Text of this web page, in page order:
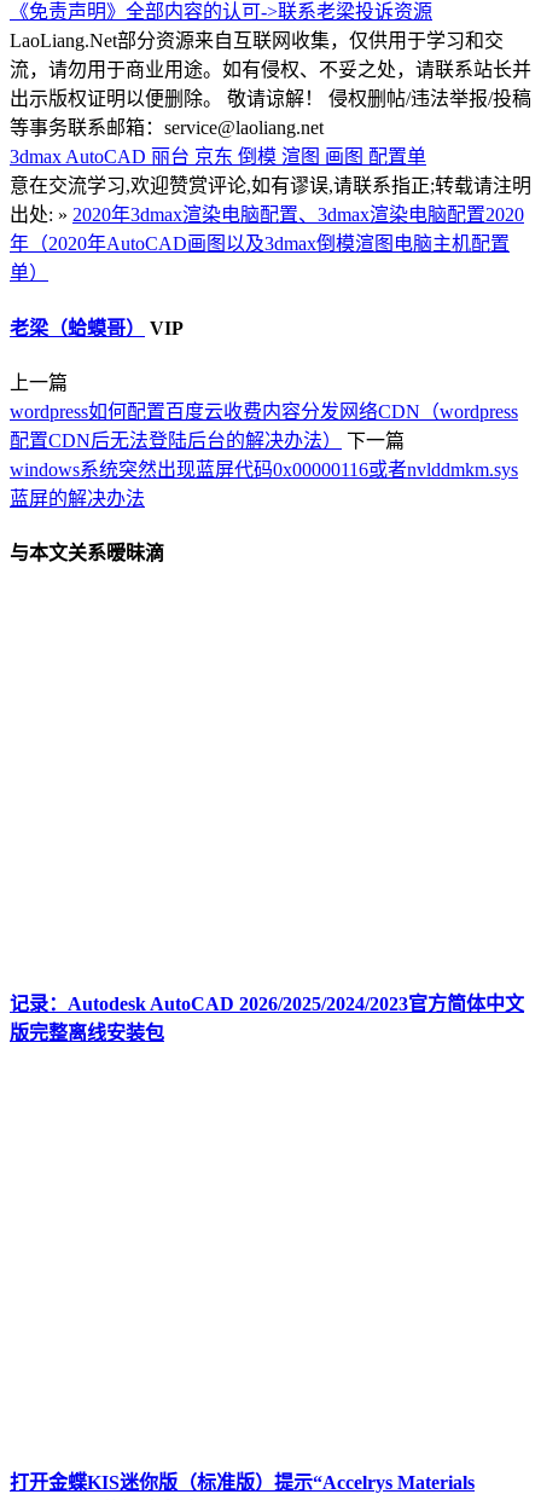
《免责声明》全部内容的认可->联系老梁投诉资源
LaoLiang.Net部分资源来自互联网收集，仅供用于学习和交
流，请勿用于商业用途。如有侵权、不妥之处，请联系站长并
出示版权证明以便删除。 敬请谅解！ 侵权删帖/违法举报/投稿
等事务联系邮箱：service@laoliang.net
3dmaxAutoCAD 丽台 京东 倒模 渲图 画图 配置单
意在交流学习,欢迎赞赏评论,如有谬误,请联系指正;转载请注明
出处: » 2020年3dmax渲染电脑配置、3dmax渲染电脑配置2020
年（2020年AutoCAD画图以及3dmax倒模渲图电脑主机配置
单）
老梁（蛤蟆哥） VIP
上一篇
wordpress如何配置百度云收费内容分发网络CDN（wordpress
配置CDN后无法登陆后台的解决办法）
下一篇
windows系统突然出现蓝屏代码0x00000116或者nvlddmkm.sys
蓝屏的解决办法
与本文关系暧昧滴
记录：Autodesk AutoCAD 2026/2025/2024/2023官方简体中文
版完整离线安装包
打开金蝶KIS迷你版（标准版）提示“Accelrys Materials